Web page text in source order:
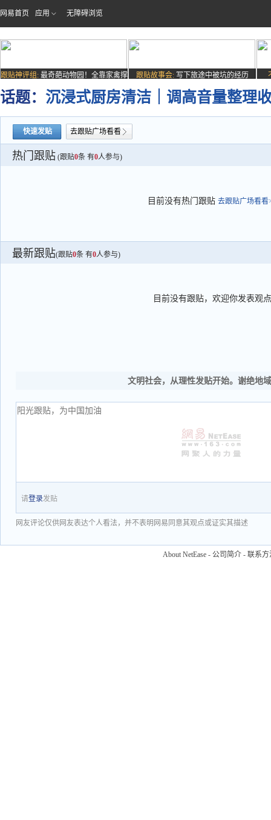
网易首页 应用 无障碍浏览
跟贴神评组: 最奇葩动物园！全靠家禽撑
场子
跟贴故事会: 写下旅途中被坑的经历
话题： 沉浸式厨房清洁｜调高音量整理
快速发贴 去跟贴广场看看
热门跟贴 (跟贴0条 有0人参与)
目前没有热门跟贴 去跟贴广场看看
最新跟贴(跟贴0条 有0人参与)
目前没有跟贴，欢迎你发表观点
文明社会，从理性发贴开始。谢绝地
请登录发贴
网友评论仅供网友表达个人看法，并不表明网易同意其观点或证实其描述
About NetEase - 公司简介 - 联系方